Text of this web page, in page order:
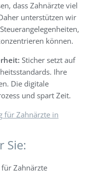
dass Zahnärzte viel
unterstützen wir
können.
Sticher setzt auf
Ihre
Die digitale
und spart Zeit.
für Zahnärzte in
Sie:
Zahnärzte